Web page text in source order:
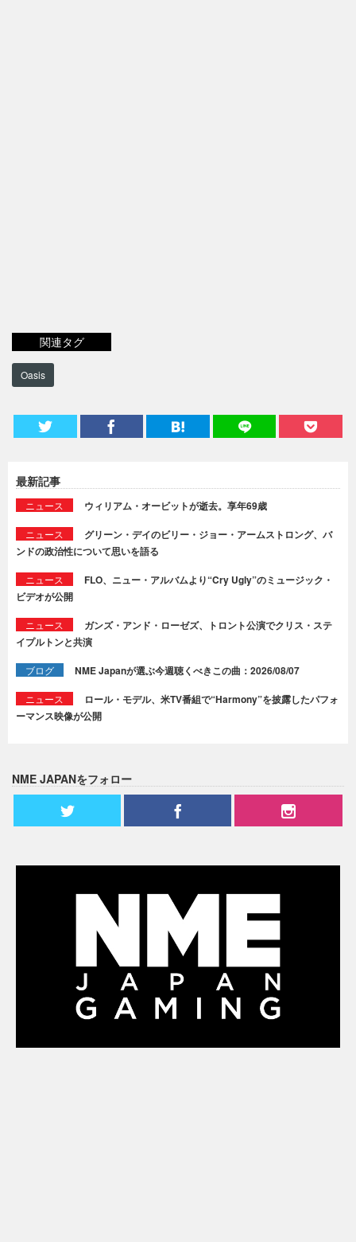
関連タグ
Oasis
最新記事
ニュース ウィリアム・オービットが逝去。享年69歳
ニュース
グリーン・デイのビリー・ジョー・アームストロング、バ
ンドの政治性について思いを語る
ニュース
FLO、ニュー・アルバムより“Cry Ugly”のミュージック・
ビデオが公開
ニュース
ガンズ・アンド・ローゼズ、トロント公演でクリス・ステ
イプルトンと共演
ブログ NME Japanが選ぶ今週聴くべきこの曲：2026/08/07
ニュース
ロール・モデル、米TV番組で“Harmony”を披露したパフォ
ーマンス映像が公開
NME JAPANをフォロー